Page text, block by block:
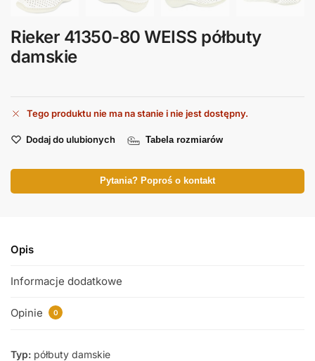
Rieker 41350-80 WEISS półbuty
damskie
Tego produktu nie ma na stanie i nie jest dostępny.
Dodaj do ulubionych Tabela rozmiarów
Pytania? Poproś o kontakt
Opis
Informacje dodatkowe
Opinie 0
Typ: półbuty damskie